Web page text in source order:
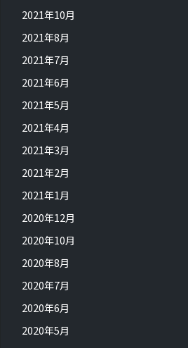
2021年10月
2021年8月
2021年7月
2021年6月
2021年5月
2021年4月
2021年3月
2021年2月
2021年1月
2020年12月
2020年10月
2020年8月
2020年7月
2020年6月
2020年5月